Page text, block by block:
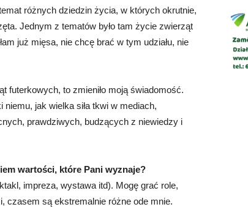
różnych dziedzin życia, w których okrutnie,
Jednym z tematów było tam życie zwierząt
już mięsa, nie chcę brać w tym udziału, nie
futerkowych, to zmieniło moją świadomość.
jak wielka siła tkwi w mediach,
prawdziwych, budzących z niewiedzy i
wartości, które Pani wyznaje?
impreza, wystawa itd). Mogę grać role,
czasem są ekstremalnie różne ode mnie.